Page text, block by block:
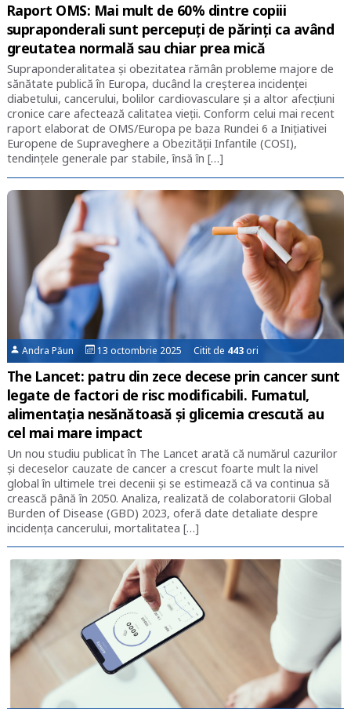
Raport OMS: Mai mult de 60% dintre copiii
supraponderali sunt percepuți de părinți ca având
greutatea normală sau chiar prea mică
Supraponderalitatea și obezitatea rămân probleme majore de
sănătate publică în Europa, ducând la creșterea incidenței
diabetului, cancerului, bolilor cardiovasculare și a altor afecțiuni
cronice care afectează calitatea vieții. Conform celui mai recent
raport elaborat de OMS/Europa pe baza Rundei 6 a Inițiativei
Europene de Supraveghere a Obezității Infantile (COSI),
tendințele generale par stabile, însă în […]
Andra Păun 13 octombrie 2025 Citit de 443ori
The Lancet: patru din zece decese prin cancer sunt
legate de factori de risc modificabili. Fumatul,
alimentația nesănătoasă și glicemia crescută au
cel mai mare impact
Un nou studiu publicat în The Lancet arată că numărul cazurilor
și deceselor cauzate de cancer a crescut foarte mult la nivel
global în ultimele trei decenii și se estimează că va continua să
crească până în 2050. Analiza, realizată de colaboratorii Global
Burden of Disease (GBD) 2023, oferă date detaliate despre
incidența cancerului, mortalitatea […]